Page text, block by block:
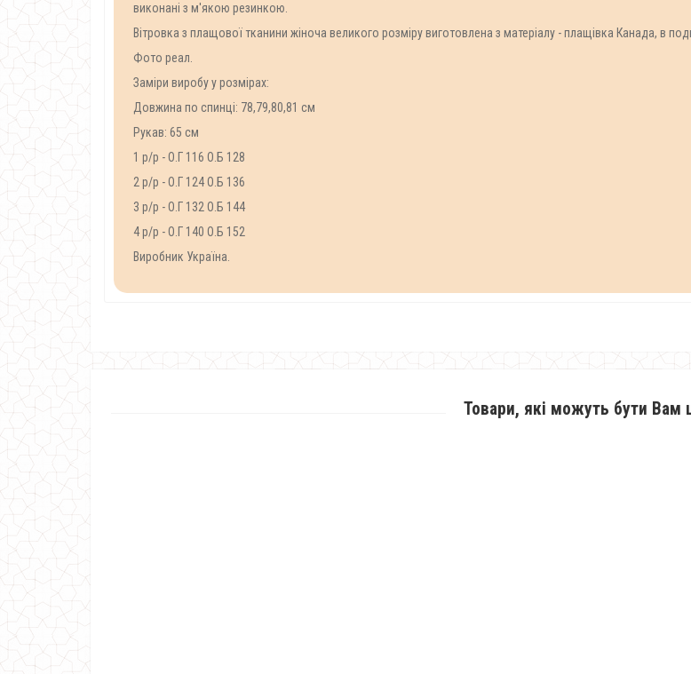
виконані з м'якою резинкою.
Вітровка з плащової тканини жіноча великого розміру виготовлена з матеріалу - плащівка Канада, в
Фото реал.
Заміри виробу у розмірах:
Довжина по спинці: 78,79,80,81 см
Рукав: 65 см
1 р/р - О.Г 116 О.Б 128
2 р/р - О.Г 124 О.Б 136
3 р/р - О.Г 132 О.Б 144
4 р/р - О.Г 140 О.Б 152
Виробник Україна.
Товари, які можуть бути Вам